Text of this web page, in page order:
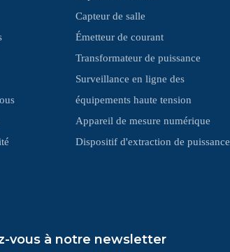
Capteur de salle
Émetteur de courant
Transformateur de puissance
Surveillance en ligne des
équipements haute tension
Appareil de mesure numérique
‌Dispositif d'extraction de puissance
vous à notre newsletter